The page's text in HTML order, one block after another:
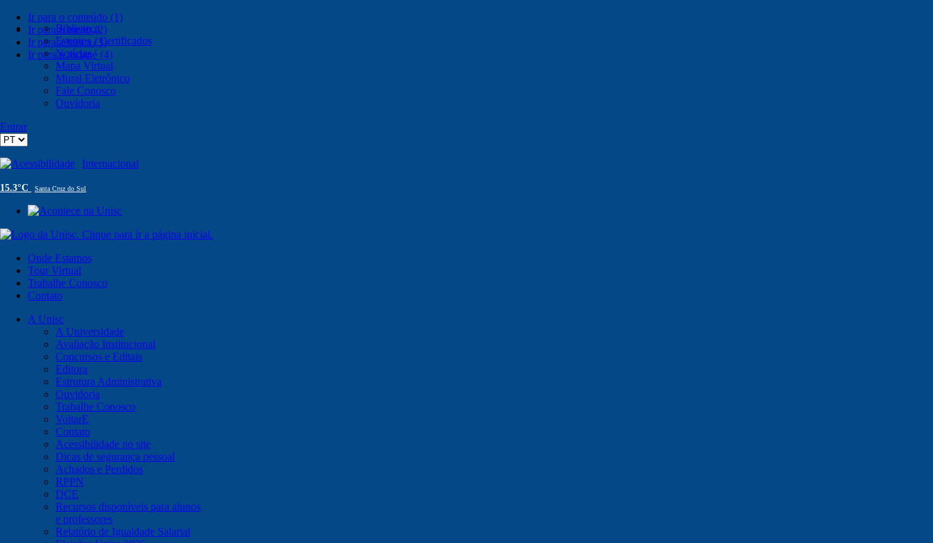
Ir para o conteúdo (1)
Ir para o menu (2)
Ir para a busca (3)
Ir para o rodapé (4)
Biblioteca
Eventos / Certificados
Notícias
Mapa Virtual
Mural Eletrônico
Fale Conosco
Ouvidoria
Entrar
Acessibilidade Internacional
15.3°C Santa Cruz do Sul
Onde Estamos
Tour Virtual
Trabalhe Conosco
Contato
A Unisc
A Universidade
Avaliação Institucional
Concursos e Editais
Editora
Estrutura Administrativa
Ouvidoria
Trabalhe Conosco
VoltarE
Contato
Acessibilidade no site
Dicas de segurança pessoal
Achados e Perdidos
RPPN
DCE
Recursos disponíveis para alunos
e professores
Relatório de Igualdade Salarial